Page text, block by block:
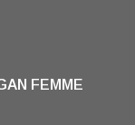
FEMME